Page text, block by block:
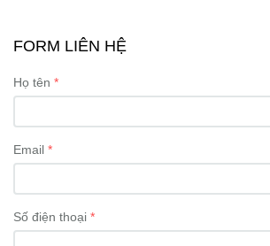
FORM LIÊN HỆ
Họ tên
Email
Số điện thoại